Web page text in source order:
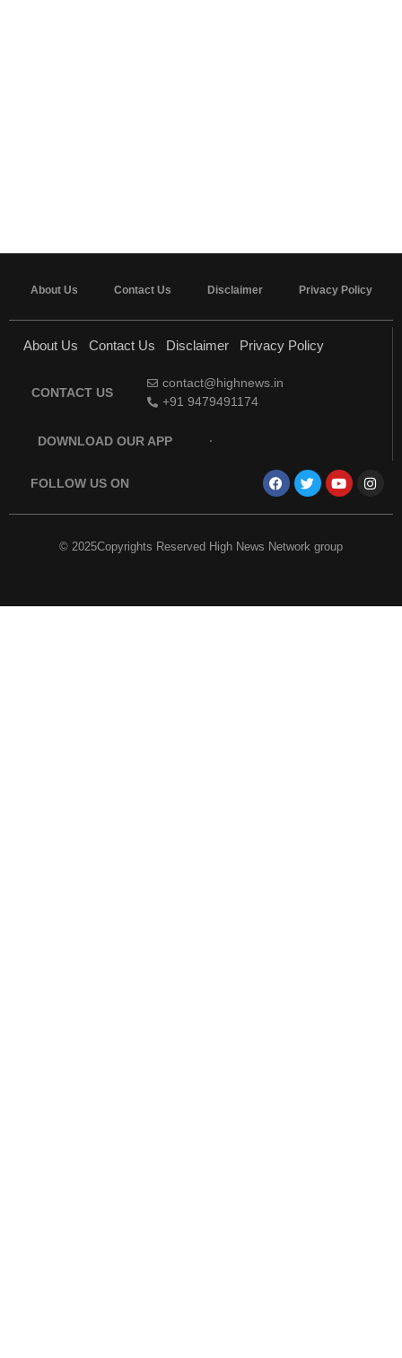
About Us Contact Us Disclaimer Privacy Policy
About Us Contact Us Disclaimer Privacy Policy
CONTACT US
contact@highnews.in
+91 9479491174
DOWNLOAD OUR APP
FOLLOW US ON
© 2025Copyrights Reserved High News Network group